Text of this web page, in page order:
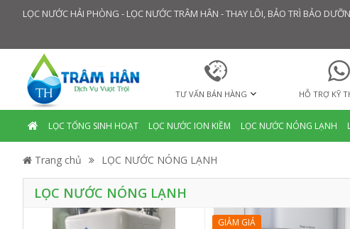
LỌC NƯỚC HẢI PHÒNG - LỌC NƯỚC TRÂM HÂN - THAY LÕI, BẢO TRÌ BẢO
TƯ VẤN BÁN HÀNG HỖ TRỢ KỸ
LỌC TỔNG SINH HOẠT LỌC NƯỚC ION KIỀM LỌC NƯỚC NÓNG LẠNH
Trang chủ LỌC NƯỚC NÓNG LẠNH
LỌC NƯỚC NÓNG LẠNH
GIẢM GIÁ